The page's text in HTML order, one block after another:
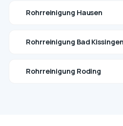
Rohrreinigung Hausen
Rohrreinigung Bad Kissingen
Rohrreinigung Roding